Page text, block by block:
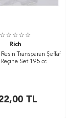
Rich
Resin Transparan Şeffaf
Reçine Set 195 cc
TL